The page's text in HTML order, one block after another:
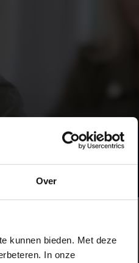
Over
kunnen bieden. Met deze
In onze